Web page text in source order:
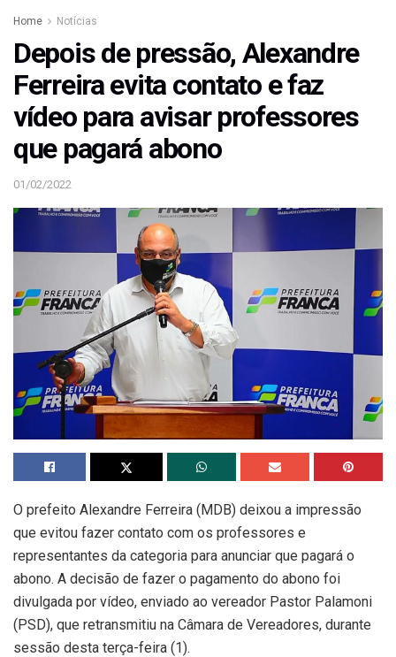
Home Notícias
Depois de pressão, Alexandre
Ferreira evita contato e faz
vídeo para avisar professores
que pagará abono
01/02/2022
O prefeito Alexandre Ferreira (MDB) deixou a impressão
que evitou fazer contato com os professores e
representantes da categoria para anunciar que pagará o
abono. A decisão de fazer o pagamento do abono foi
divulgada por vídeo, enviado ao vereador Pastor Palamoni
(PSD), que retransmitiu na Câmara de Vereadores, durante
sessão desta terça-feira (1).